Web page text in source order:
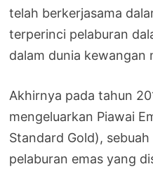
telah berkerjasama
terperinci pelaburan
dalam dunia kewangan
Akhirnya pada tahun
mengeluarkan Piawai
Standard Gold),
pelaburan emas yang